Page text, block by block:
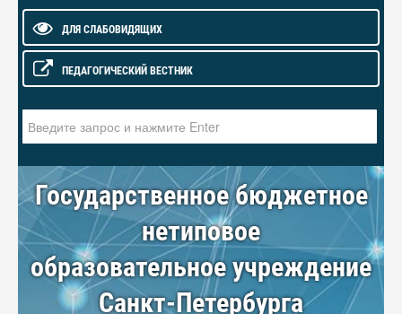
ДЛЯ СЛАБОВИДЯЩИХ
ПЕДАГОГИЧЕСКИЙ ВЕСТНИК
Государственное бюджетное
нетиповое
образовательное учреждение
Санкт-Петербурга